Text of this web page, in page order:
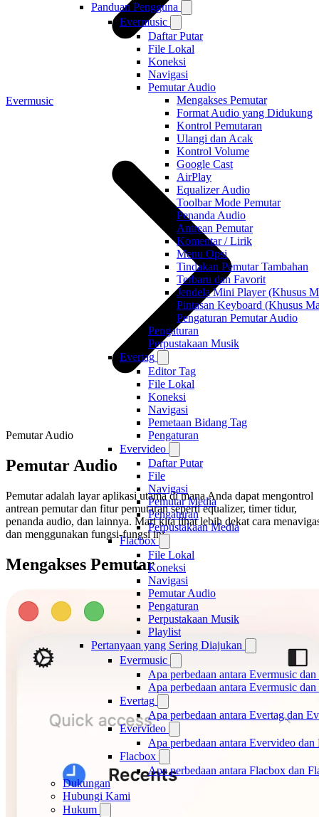
Panduan Pengguna
Evermusic
Daftar Putar
File Lokal
Koneksi
Navigasi
Pemutar Audio
Mengakses Pemutar
Format Audio yang Didukung
Kontrol Pemutaran
Ulangi dan Acak
Kontrol Volume
Google Cast
AirPlay
Equalizer Audio
Toolbar Mode Pemutar
Penanda Audio
Antrean Pemutar
Komentar / Lirik
Menu Opsi
Tindakan Pemutar Tambahan
Terbaru dan Favorit
Jendela Mini Player (Khusus
Pintasan Keyboard (Khusus
Pengaturan Pemutar Audio
Pengaturan
Perpustakaan Musik
Evertag
Editor Tag
File Lokal
Koneksi
Navigasi
Pemetaan Bidang Tag
Pengaturan
Evervideo
Daftar Putar
File
Navigasi
Pemutar Media
Pengaturan
Perpustakaan Media
Flacbox
File Lokal
Koneksi
Navigasi
Pemutar Audio
Pengaturan
Perpustakaan Musik
Playlist
Pertanyaan yang Sering Diajukan
Evermusic
Apa perbedaan antara Evermusic
Apa perbedaan antara Evermusic
Evertag
Apa perbedaan antara Evertag dan
Evervideo
Apa perbedaan antara Evervideo
Flacbox
Apa perbedaan antara Flacbox dan
Dukungan
Hubungi Kami
Hukum
Evermusic
Pemutar Audio
Pemutar Audio
Pemutar adalah layar aplikasi utama di mana Anda dapat mengontrol
antrean pemutar dan fitur pemutaran seperti equalizer, timer tidur,
penanda audio, dan lainnya. Mari kita lihat lebih dekat cara
dan menggunakan fungsi-fungsi ini.
Mengakses Pemutar